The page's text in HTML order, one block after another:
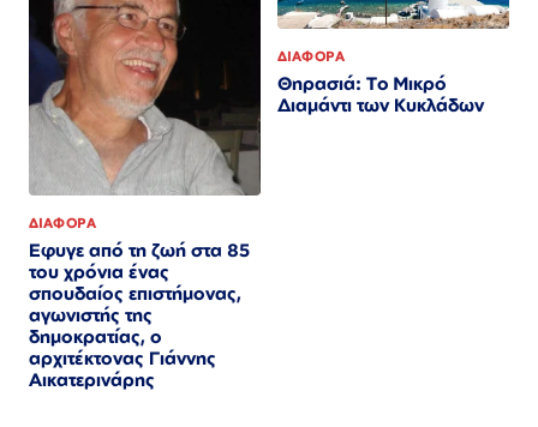
ΔΙΑΦΟΡΑ
Εφυγε από τη ζωή στα 85
του χρόνια ένας
σπουδαίος επιστήμονας,
αγωνιστής της
δημοκρατίας, ο
αρχιτέκτονας Γιάννης
Αικατερινάρης
ΔΙΑΦΟΡΑ
Θηρασιά: Το Μικρό
Διαμάντι των Κυκλάδων